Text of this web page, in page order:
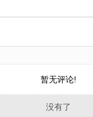
暂无评论!
没有了